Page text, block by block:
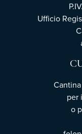
Ufficio
per
o